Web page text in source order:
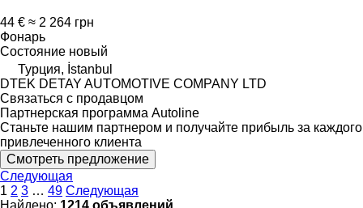
44 € ≈ 2 264 грн
Фонарь
Состояние новый
Турция, İstanbul
DTEK DETAY AUTOMOTIVE COMPANY LTD
Связаться с продавцом
Партнерская программа Autoline
Станьте нашим партнером и получайте прибыль за каждого
привлеченного клиента
Смотреть предложение
Следующая
1 2 3 … 49 Следующая
Найдено: 1214 объявлений